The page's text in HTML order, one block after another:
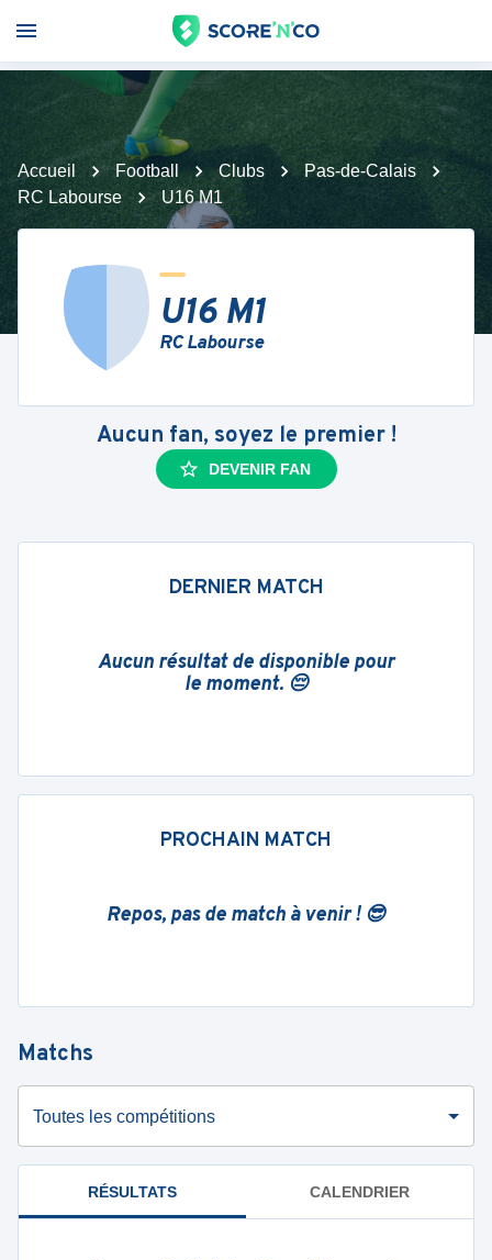
Accueil Football Clubs
Pas-de-Calais
RC Labourse
U16 M1
U16 M1
RC Labourse
Aucun fan, soyez le premier !
DEVENIR FAN
DERNIER MATCH
Aucun résultat de disponible pour
le moment. 😔
PROCHAIN MATCH
Repos, pas de match à venir ! 😎
Matchs
Toutes les compétitions
RÉSULTATS CALENDRIER